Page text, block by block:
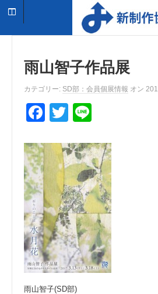
雨山智子作品展
カテゴリー: SD部：会員個展情報 オン
F
c
e
b
o
o
k
T
tt
er
e
雨山智子(SD部)